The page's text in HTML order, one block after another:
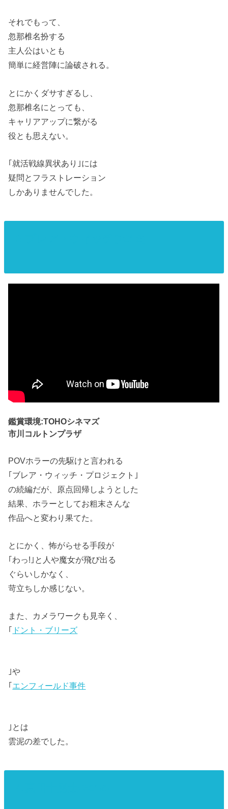
それでもって、
忽那椎名扮する
主人公はいとも
簡単に経営陣に論破される。
とにかくダサすぎるし、
忽那椎名にとっても、
キャリアアップに繋がる
役とも思えない。
｢就活戦線異状あり｣には
疑問とフラストレーション
しかありませんでした。
鑑賞環境:TOHOシネマズ
市川コルトンプラザ
POVホラーの先駆けと言われる
｢ブレア・ウィッチ・プロジェクト｣
の続編だが、原点回帰しようとした
結果、ホラーとしてお粗末さんな
作品へと変わり果てた。
とにかく、怖がらせる手段が
｢わっ!｣と人や魔女が飛び出る
ぐらいしかなく、
苛立ちしか感じない。
また、カメラワークも見辛く、
｢ ドント・ブリーズ
｣や
｢エンフィールド事件
｣とは
雲泥の差でした。